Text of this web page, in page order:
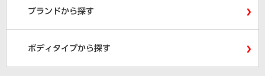
ブランドから探す
ボディタイプから探す